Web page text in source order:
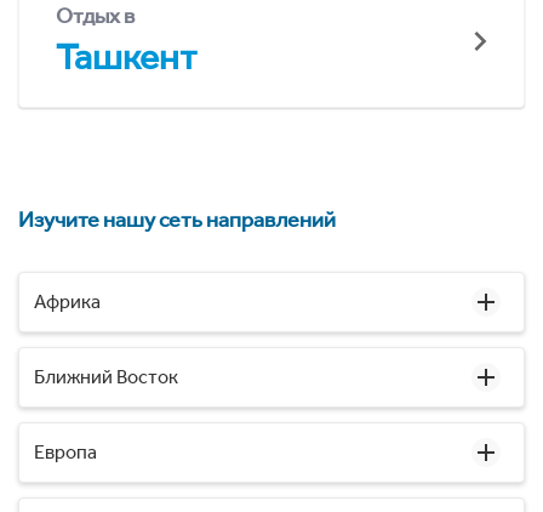
Отдых в
Ташкент
Изучите нашу сеть направлений
Африка
Ближний Восток
Европа